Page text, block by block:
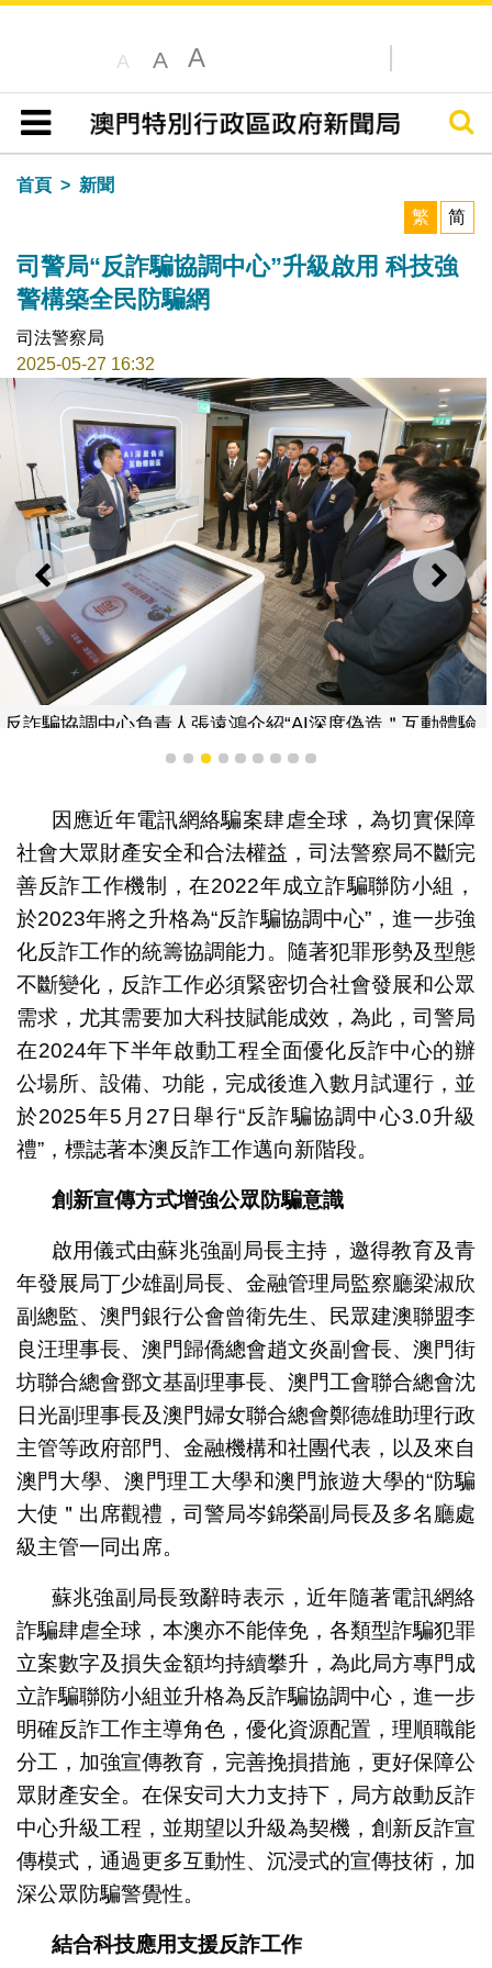
A A A
目錄
搜尋
首頁
新聞
繁
简
司警局“反詐騙協調中心”升級啟用 科技強
警構築全民防騙網
司法警察局
2025-05-27 16:32
上一則 下一
鴻介紹“AI深度偽造＂互動體驗
反詐騙協調中心
1 2 3 4 5 6 7 8 9
因應近年電訊網絡騙案肆虐全球，為切實保障
社會大眾財產安全和合法權益，司法警察局不斷完
善反詐工作機制，在2022年成立詐騙聯防小組，
於2023年將之升格為“反詐騙協調中心”，進一步強
化反詐工作的統籌協調能力。隨著犯罪形勢及型態
不斷變化，反詐工作必須緊密切合社會發展和公眾
需求，尤其需要加大科技賦能成效，為此，司警局
在2024年下半年啟動工程全面優化反詐中心的辦
公場所、設備、功能，完成後進入數月試運行，並
於2025年5月27日舉行“反詐騙協調中心3.0升級
禮”，標誌著本澳反詐工作邁向新階段。
創新宣傳方式增強公眾防騙意識
啟用儀式由蘇兆強副局長主持，邀得教育及青
年發展局丁少雄副局長、金融管理局監察廳梁淑欣
副總監、澳門銀行公會曾衛先生、民眾建澳聯盟李
良汪理事長、澳門歸僑總會趙文炎副會長、澳門街
坊聯合總會鄧文基副理事長、澳門工會聯合總會沈
日光副理事長及澳門婦女聯合總會鄭德雄助理行政
主管等政府部門、金融機構和社團代表，以及來自
澳門大學、澳門理工大學和澳門旅遊大學的“防騙
大使＂出席觀禮，司警局岑錦榮副局長及多名廳處
級主管一同出席。
蘇兆強副局長致辭時表示，近年隨著電訊網絡
詐騙肆虐全球，本澳亦不能倖免，各類型詐騙犯罪
立案數字及損失金額均持續攀升，為此局方專門成
立詐騙聯防小組並升格為反詐騙協調中心，進一步
明確反詐工作主導角色，優化資源配置，理順職能
分工，加強宣傳教育，完善挽損措施，更好保障公
眾財產安全。在保安司大力支持下，局方啟動反詐
中心升級工程，並期望以升級為契機，創新反詐宣
傳模式，通過更多互動性、沉浸式的宣傳技術，加
深公眾防騙警覺性。
結合科技應用支援反詐工作